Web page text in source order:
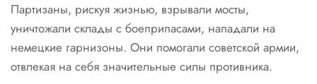
Партизаны, рискуя жизнью, взрывали мосты,
уничтожали склады с боеприпасами, нападали на
немецкие гарнизоны. Они помогали советской армии,
отвлекая на себя значительные силы противника.